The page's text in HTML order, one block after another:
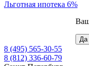
Льготная ипотека 6%
8 (495) 565-30-55
8 (812) 336-60-79